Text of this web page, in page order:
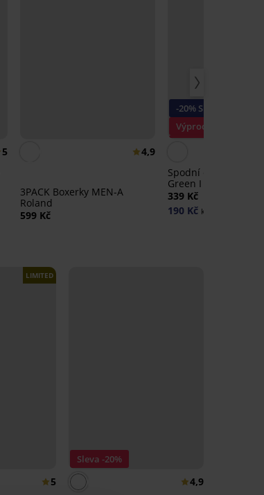
5
4,9
3PACK Boxerky MEN-A
Roland
599 Kč
-20% SUN20
Výprodej
Spodní díl plavek
Green I
339 Kč
190 Kč kód:
LIMITED
5
Sleva -20%
4,9